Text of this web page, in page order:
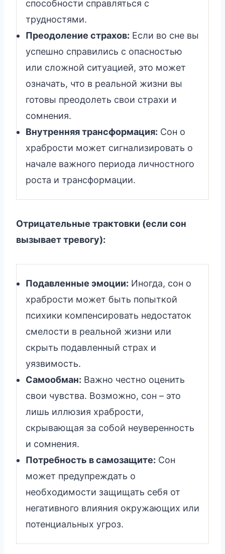
способности справляться с
трудностями.
Преодоление страхов: Если во сне вы
успешно справились с опасностью
или сложной ситуацией, это может
означать, что в реальной жизни вы
готовы преодолеть свои страхи и
сомнения.
Внутренняя трансформация: Сон о
храбрости может сигнализировать о
начале важного периода личностного
роста и трансформации.
Отрицательные трактовки (если сон
вызывает тревогу):
Подавленные эмоции: Иногда, сон о
храбрости может быть попыткой
психики компенсировать недостаток
смелости в реальной жизни или
скрыть подавленный страх и
уязвимость.
Самообман: Важно честно оценить
свои чувства. Возможно, сон – это
лишь иллюзия храбрости,
скрывающая за собой неуверенность
и сомнения.
Потребность в самозащите: Сон
может предупреждать о
необходимости защищать себя от
негативного влияния окружающих или
потенциальных угроз.